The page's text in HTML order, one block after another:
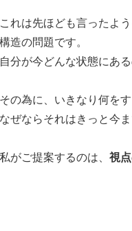
これは先ほども言ったよ
構造の問題です。
自分が今どんな状態にあ
その為に、いきなり何を
なぜならそれはきっと今
私がご提案するのは、 視